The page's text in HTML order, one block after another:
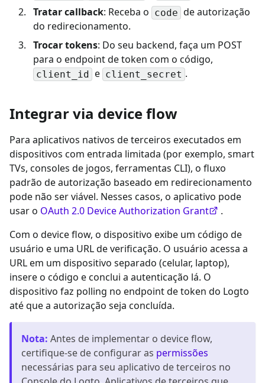
Tratar callback: Receba o code de autorização
do redirecionamento.
Trocar tokens: Do seu backend, faça um POST
para o endpoint de token com o código,
client_id e client_secret .
Integrar via device flow
Para aplicativos nativos de terceiros executados em
dispositivos com entrada limitada (por exemplo, smart
TVs, consoles de jogos, ferramentas CLI), o fluxo
padrão de autorização baseado em redirecionamento
pode não ser viável. Nesses casos, o aplicativo pode
usar o OAuth 2.0 Device Authorization Grant
.
Com o device flow, o dispositivo exibe um código de
usuário e uma URL de verificação. O usuário acessa a
URL em um dispositivo separado (celular, laptop),
insere o código e conclui a autenticação lá. O
dispositivo faz polling no endpoint de token do Logto
até que a autorização seja concluída.
Nota: Antes de implementar o device flow,
certifique-se de configurar as permissões
necessárias para seu aplicativo de terceiros no